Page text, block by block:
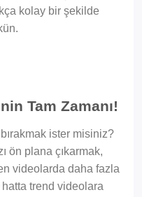
kolay bir şekilde
Tam Zamanı!
ister misiniz?
ön plana çıkarmak,
videolarda daha fazla
trend videolara